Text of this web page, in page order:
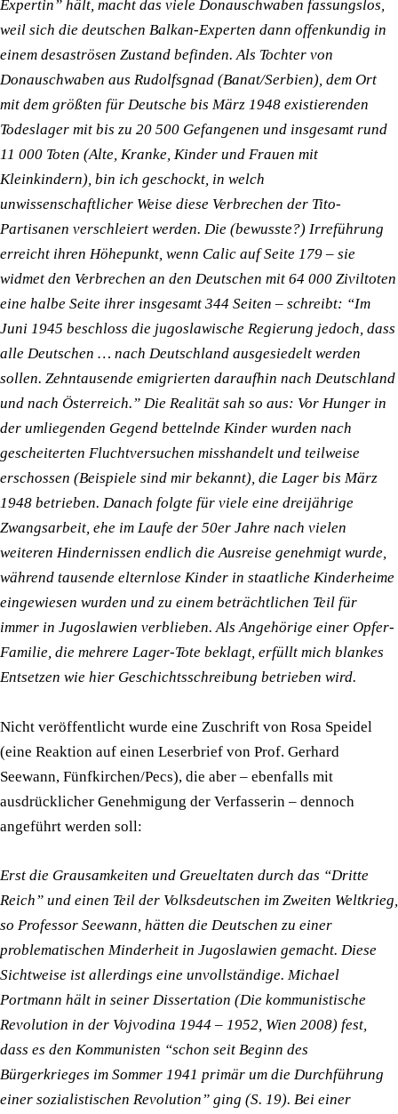
Expertin” hält, macht das viele Donauschwaben fassungslos,
weil sich die deutschen Balkan-Experten dann offenkundig in
einem desaströsen Zustand befinden. Als Tochter von
Donauschwaben aus Rudolfsgnad (Banat/Serbien), dem Ort
mit dem größten für Deutsche bis März 1948 existierenden
Todeslager mit bis zu 20 500 Gefangenen und insgesamt rund
11 000 Toten (Alte, Kranke, Kinder und Frauen mit
Kleinkindern), bin ich geschockt, in welch
unwissenschaftlicher Weise diese Verbrechen der Tito-
Partisanen verschleiert werden. Die (bewusste?) Irreführung
erreicht ihren Höhepunkt, wenn Calic auf Seite 179 – sie
widmet den Verbrechen an den Deutschen mit 64 000 Ziviltoten
eine halbe Seite ihrer insgesamt 344 Seiten – schreibt: “Im
Juni 1945 beschloss die jugoslawische Regierung jedoch, dass
alle Deutschen … nach Deutschland ausgesiedelt werden
sollen. Zehntausende emigrierten daraufhin nach Deutschland
und nach Österreich.” Die Realität sah so aus: Vor Hunger in
der umliegenden Gegend bettelnde Kinder wurden nach
gescheiterten Fluchtversuchen misshandelt und teilweise
erschossen (Beispiele sind mir bekannt), die Lager bis März
1948 betrieben. Danach folgte für viele eine dreijährige
Zwangsarbeit, ehe im Laufe der 50er Jahre nach vielen
weiteren Hindernissen endlich die Ausreise genehmigt wurde,
während tausende elternlose Kinder in staatliche Kinderheime
eingewiesen wurden und zu einem beträchtlichen Teil für
immer in Jugoslawien verblieben. Als Angehörige einer Opfer-
Familie, die mehrere Lager-Tote beklagt, erfüllt mich blankes
Entsetzen wie hier Geschichtsschreibung betrieben wird.
Nicht veröffentlicht wurde eine Zuschrift von Rosa Speidel
(eine Reaktion auf einen Leserbrief von Prof. Gerhard
Seewann, Fünfkirchen/Pecs), die aber – ebenfalls mit
ausdrücklicher Genehmigung der Verfasserin – dennoch
angeführt werden soll:
Erst die Grausamkeiten und Greueltaten durch das “Dritte
Reich” und einen Teil der Volksdeutschen im Zweiten Weltkrieg,
so Professor Seewann, hätten die Deutschen zu einer
problematischen Minderheit in Jugoslawien gemacht. Diese
Sichtweise ist allerdings eine unvollständige. Michael
Portmann hält in seiner Dissertation (Die kommunistische
Revolution in der Vojvodina 1944 – 1952, Wien 2008) fest,
dass es den Kommunisten “schon seit Beginn des
Bürgerkrieges im Sommer 1941 primär um die Durchführung
einer sozialistischen Revolution” ging (S. 19). Bei einer